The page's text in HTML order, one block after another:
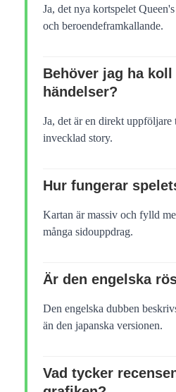
Ja, det nya kortspelet
och beroendeframkallande.
Behöver jag ha
händelser?
Ja, det är en direkt uppföljare
invecklad story.
Hur fungerar
Kartan är massiv och fylld
många sidouppdrag.
Är den engelska
Den engelska dubben
än den japanska versionen.
Vad tycker